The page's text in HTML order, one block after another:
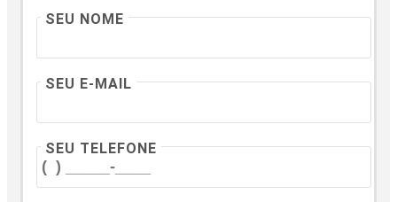
SEU NOME
SEU E-MAIL
SEU TELEFONE